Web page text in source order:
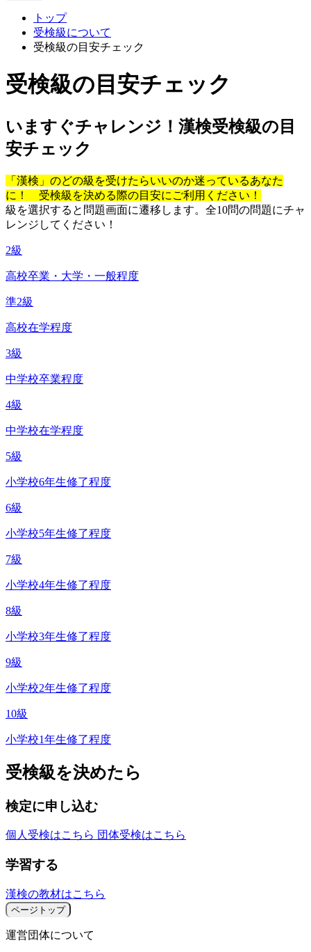
トップ
受検級について
受検級の目安チェック
受検級の目安チェック
いますぐチャレンジ！漢検受検級の目
安チェック
「漢検」のどの級を受けたらいいのか迷っているあなた
に！ 受検級を決める際の目安にご利用ください！
級を選択すると問題画面に遷移します。全10問の問題にチャ
レンジしてください！
2級
高校卒業・大学・一般程度
準2級
高校在学程度
3級
中学校卒業程度
4級
中学校在学程度
5級
小学校6年生修了程度
6級
小学校5年生修了程度
7級
小学校4年生修了程度
8級
小学校3年生修了程度
9級
小学校2年生修了程度
10級
小学校1年生修了程度
受検級を決めたら
検定に申し込む
個人受検はこちら 団体受検はこちら
学習する
漢検の教材はこちら
ページトップ
運営団体について